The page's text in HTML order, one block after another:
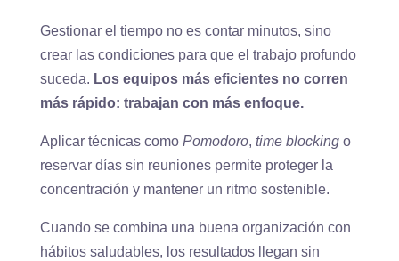
Gestionar el tiempo no es contar minutos, sino
crear las condiciones para que el trabajo profundo
suceda. Los equipos más eficientes no corren
más rápido: trabajan con más enfoque.
Aplicar técnicas como Pomodoro, time blockingo
reservar días sin reuniones permite proteger la
concentración y mantener un ritmo sostenible.
Cuando se combina una buena organización con
hábitos saludables, los resultados llegan sin